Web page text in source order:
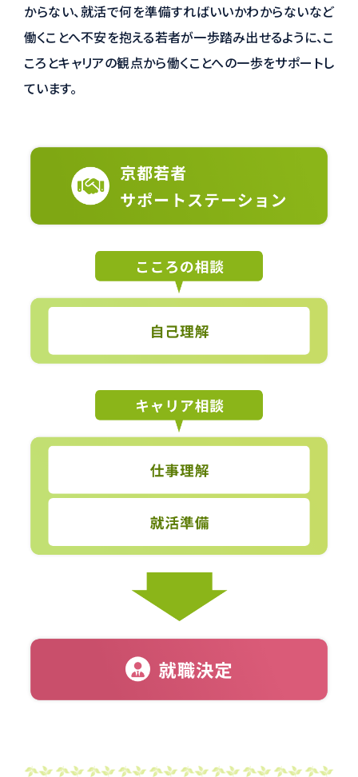
からない、就活で何を準備すればいいかわからないなど
働くことへ不安を抱える若者が一歩踏み出せるように、こ
ころとキャリアの観点から働くことへの一歩をサポートし
ています。